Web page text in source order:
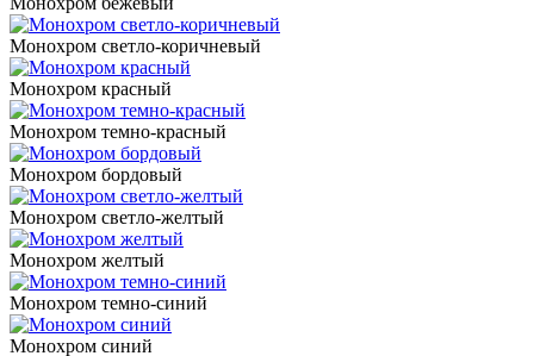
Монохром светло-коричневый
Монохром красный
Монохром темно-красный
Монохром бордовый
Монохром светло-желтый
Монохром желтый
Монохром темно-синий
Монохром синий